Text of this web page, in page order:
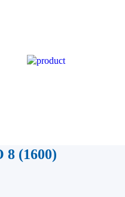
8 (1600)